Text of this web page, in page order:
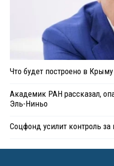
Что будет построено в
Академик РАН рассказал,
Эль-Ниньо
Соцфонд усилит контроль